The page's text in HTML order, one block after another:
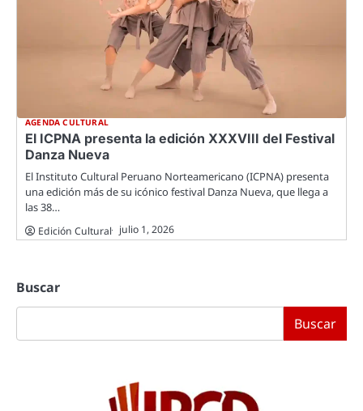
AGENDA CULTURAL
El ICPNA presenta la edición XXXVIII del Festival
Danza Nueva
El Instituto Cultural Peruano Norteamericano (ICPNA) presenta
una edición más de su icónico festival Danza Nueva, que llega a
las 38…
Edición Cultural julio 1, 2026
Buscar
Buscar